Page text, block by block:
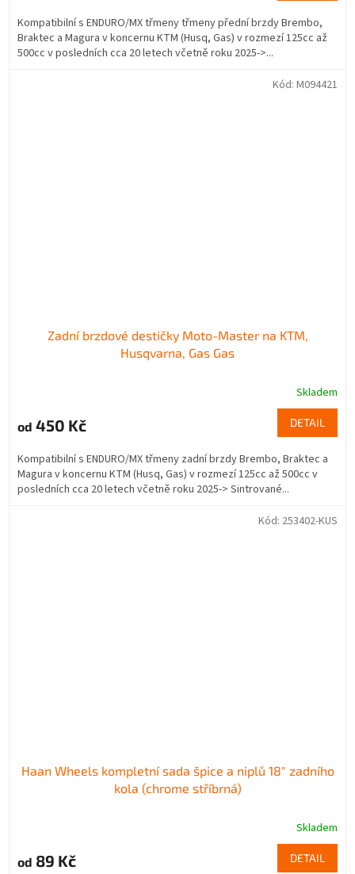
Kompatibilní s ENDURO/MX třmeny třmeny přední brzdy Brembo,
Braktec a Magura v koncernu KTM (Husq, Gas) v rozmezí 125cc až
500cc v posledních cca 20 letech včetně roku 2025->...
Zadní brzdové destičky Moto-Master na KTM,
Husqvarna, Gas Gas
Skladem
od 450 Kč DETAIL
Kompatibilní s ENDURO/MX třmeny zadní brzdy Brembo, Braktec a
Magura v koncernu KTM (Husq, Gas) v rozmezí 125cc až 500cc v
posledních cca 20 letech včetně roku 2025-> Sintrované...
Kód: M094421
Haan Wheels kompletní sada špice a niplů 18" zadního
kola (chrome stříbrná)
Skladem
od 89 Kč DETAIL
Kód: 253402-KUS